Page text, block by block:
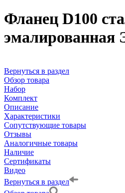
Фланец D100
Вернуться в раздел
Обзор товара
Набор
Комплект
Описание
Характеристики
Сопутствующие товары
Отзывы
Аналогичные товары
Наличие
Сертификаты
Видео
Вернуться в раздел